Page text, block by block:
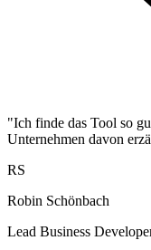
"Ich finde das Tool so
Unternehmen davon
RS
Robin Schönbach
Lead Business